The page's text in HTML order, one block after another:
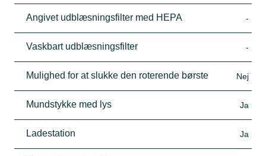
Angivet udblæsningsfilter med HEPA -
Vaskbart udblæsningsfilter -
Mulighed for at slukke den roterende børste Nej
Mundstykke med lys Ja
Ladestation Ja